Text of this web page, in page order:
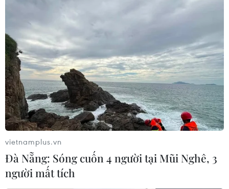
vietnamplus.vn
Đà Nẵng: Sóng cuốn 4 người tại Mũi Nghê, 3
người mất tích